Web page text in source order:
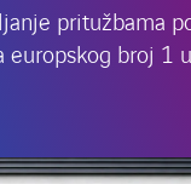
pritužbama
europskog broj 1